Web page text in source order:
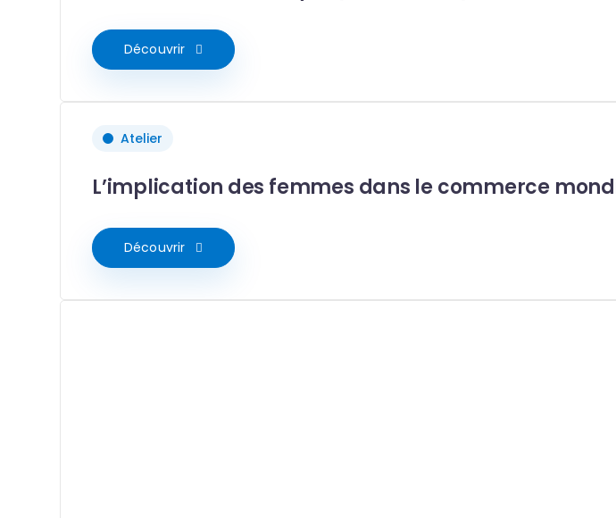
Découvrir
Atelier
L’implication des femmes dans le commerce
Découvrir